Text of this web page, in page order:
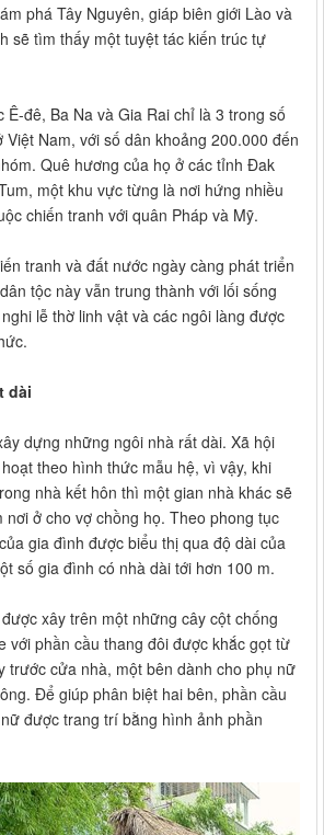
phá Tây Nguyên, giáp biên giới Lào và
sẽ tìm thấy một tuyệt tác kiến trúc tự
Ê-đê, Ba Na và Gia Rai chỉ là 3 trong số
Nam, với số dân khoảng 200.000 đến
Quê hương của họ ở các tỉnh Đak
một khu vực từng là nơi hứng nhiều
chiến tranh với quân Pháp và Mỹ.
tranh và đất nước ngày càng phát triển
tộc này vẫn trung thành với lối sống
lễ thờ linh vật và các ngôi làng được
dài
dựng những ngôi nhà rất dài. Xã hội
theo hình thức mẫu hệ, vì vậy, khi
nhà kết hôn thì một gian nhà khác sẽ
nơi ở cho vợ chồng họ. Theo phong tục
gia đình được biểu thị qua độ dài của
số gia đình có nhà dài tới hơn 100 m.
xây trên một những cây cột chống
với phần cầu thang đôi được khắc gọt từ
trước cửa nhà, một bên dành cho phụ nữ
Để giúp phân biệt hai bên, phần cầu
được trang trí bằng hình ảnh phần